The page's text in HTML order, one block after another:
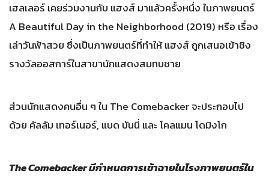
เฮลเลอร์ เคยร่วมงานกับ แฮงส์ มาแล้วครั้งหนึ่ง ในภาพยนตร์
A Beautiful Day in the Neighborhood (2019) หรือ เรื่อง
เล่าวันฟ้าสวย ซึ่งเป็นภาพยนตร์ที่ทำให้ แฮงส์ ถูกเสนอเข้าชิง
รางวัลออสการ์ในสาขานักแสดงสมทบชาย
ส่วนนักแสดงคนอื่น ๆ ใน The Comebacker จะประกอบไป
ด้วย คัลลัม เทอร์เนอร์, แบด บันนี่ และ โคลแมน โดมิงโก
The Comebacker มีกำหนดการเข้าฉายในโรงภาพยนตร์ใน